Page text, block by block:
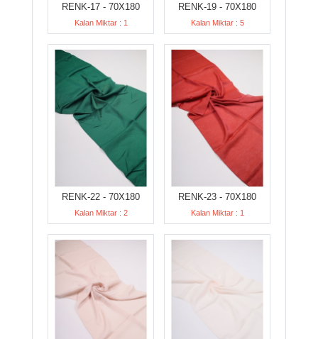
RENK-17 - 70X180
Kalan Miktar : 1
RENK-19 - 70X180
Kalan Miktar : 5
RENK-22 - 70X180
Kalan Miktar : 2
RENK-23 - 70X180
Kalan Miktar : 1